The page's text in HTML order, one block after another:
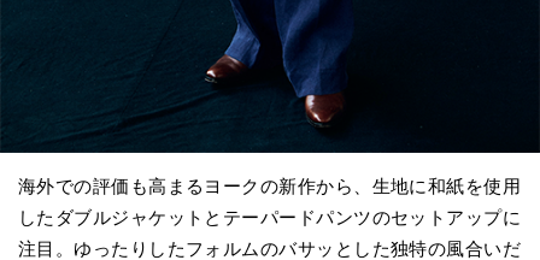
海外での評価も高まるヨークの新作から、生地に和紙を使用
したダブルジャケットとテーパードパンツのセットアップに
注目。ゆったりしたフォルムのバサッとした独特の風合いだ